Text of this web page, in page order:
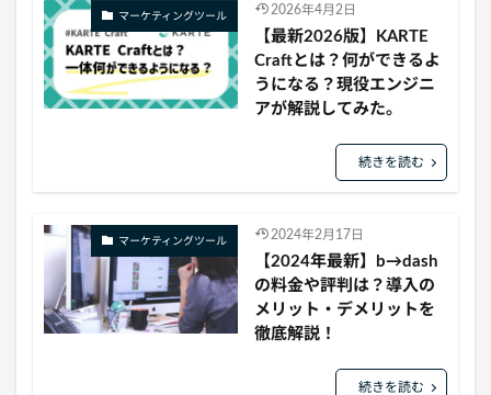
マーケティングツール 2026年4月2日
【最新2026版】KARTE
Craftとは？何ができるよ
うになる？現役エンジニ
アが解説してみた。
続きを読む
マーケティングツール 2024年2月17日
【2024年最新】b→dash
の料金や評判は？導入の
メリット・デメリットを
徹底解説！
続きを読む